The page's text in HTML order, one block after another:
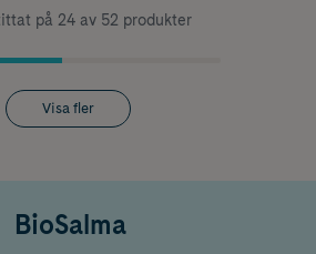
på 24 av 52 produkter
Visa fler
BioSalma